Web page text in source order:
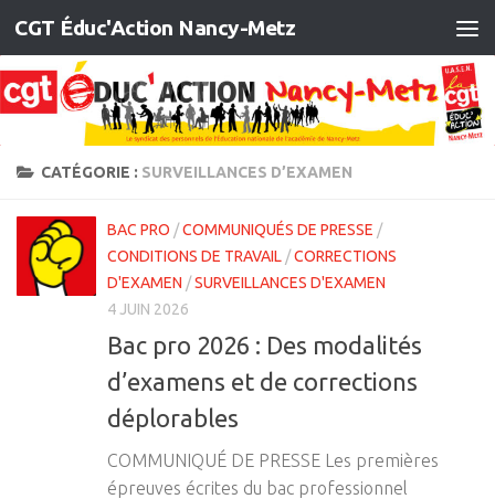
Skip to content
CGT Éduc'Action Nancy-Metz
CATÉGORIE : SURVEILLANCES D’EXAMEN
BAC PRO /COMMUNIQUÉS DE PRESSE /
CONDITIONS DE TRAVAIL /CORRECTIONS
D'EXAMEN /SURVEILLANCES D'EXAMEN
4 JUIN 2026
Bac pro 2026 : Des modalités
d’examens et de corrections
déplorables
COMMUNIQUÉ DE PRESSE Les premières
épreuves écrites du bac professionnel